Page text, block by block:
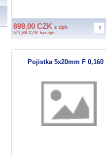
699,00 CZK s dph
577,69 CZK bez dph
Pojistka 5x20mm F 0,160